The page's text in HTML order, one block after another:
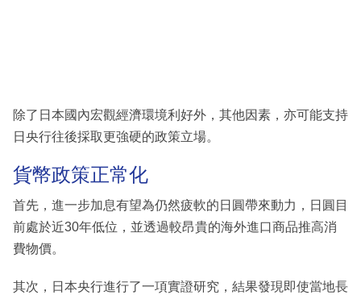
除了日本國內宏觀經濟環境利好外，其他因素，亦可能支持
日央行往後採取更強硬的政策立場。
貨幣政策正常化
首先，進一步加息有望為仍然疲軟的日圓帶來動力，日圓目
前處於近30年低位，並透過較昂貴的海外進口商品推高消
費物價。
其次，日本央行進行了一項實證研究，結果發現即使當地長